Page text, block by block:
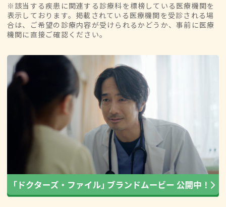
※該当する疾患に関連する診療科を標榜している医療機関を
表示しております。掲載されている医療機関を受診される場
合は、ご希望の診療内容が受けられるかどうか、事前に医療
機関に直接ご確認ください。